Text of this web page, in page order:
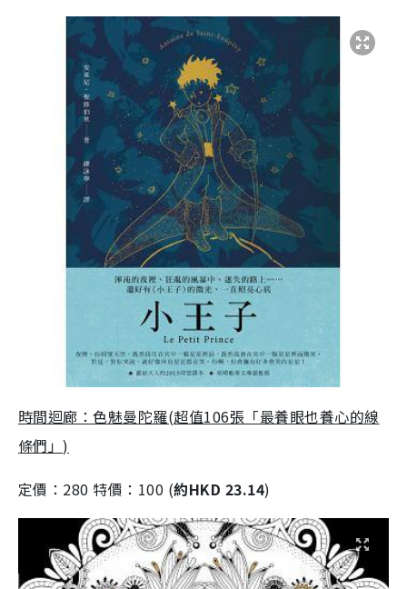
時間迴廊：色魅曼陀羅(超值106張「最養眼也養心的線
條們」)
定價：280 特價：100 (約HKD 23.14)